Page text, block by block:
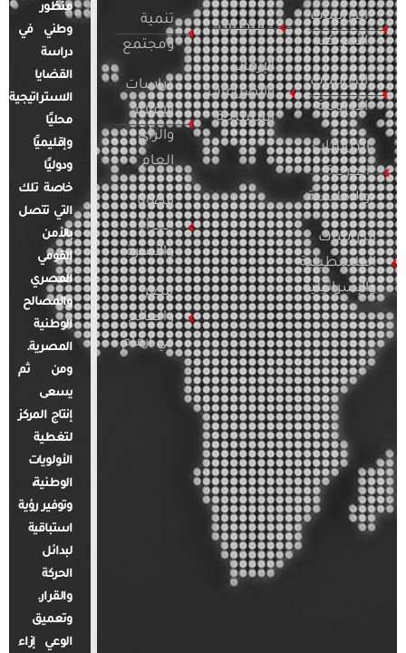
الدراسات
الأمريكية
الدراسات
الأوروبية
الدراسات
العربية
والإقليمية
الدراسات
الفلسطينية
والإسرائيلية
التطرف
الإرهاب
والصراعات
المسلحة
تنمية
ومجتمع
دراسات
الإعلام
والرأي
العام
قضايا
المرأة
والأسرة
مصر
والعالم
في أرقام
منظور
وطني في
دراسة
القضايا
الاستراتيجية
محليًا
وإقليميًا
ودوليًا
خاصة تلك
التي تتصل
بالأمن
القومي
المصري
والمصالح
الوطنية
المصرية.
ومن ثم
يسعى
إنتاج المركز
لتغطية
الأولويات
الوطنية،
وتوفير رؤية
استباقية
لبدائل
الحركة
والقرار.
وتعميق
الوعي إزاء